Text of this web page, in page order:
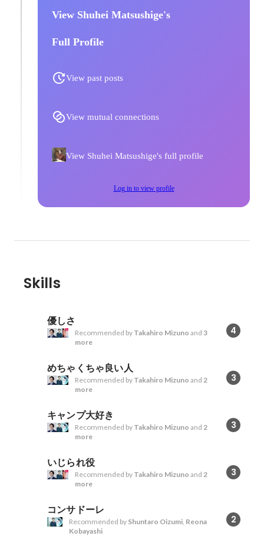
View Shuhei Matsushige's
Full Profile
View past posts
View mutual connections
View Shuhei Matsushige's full profile
Log in to view profile
Skills
優しさ
4
Recommended by Takahiro Mizuno and 3
more
めちゃくちゃ良い人
3
Recommended by Takahiro Mizuno and 2
more
キャンプ大好き
3
Recommended by Takahiro Mizuno and 2
more
いじられ役
3
Recommended by Takahiro Mizuno and 2
more
コンサドーレ
2
Recommended by Shuntaro Oizumi Reona
Kobayashi